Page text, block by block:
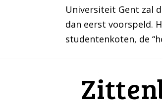
Universiteit Gent zal
dan eerst voorspeld.
studentenkoten, de